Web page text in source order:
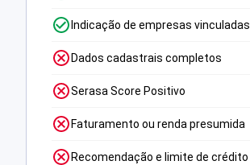
Indicação de empresas vinculadas
Dados cadastrais completos
Serasa Score Positivo
Faturamento ou renda presumida
Recomendação e limite de crédito